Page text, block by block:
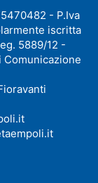
- P.Iva
iscritta
5889/12 -